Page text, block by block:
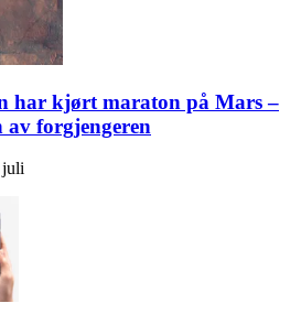
har kjørt maraton på Mars –
av forgjengeren
juli